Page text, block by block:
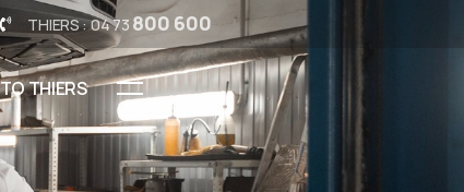
THIERS : 04 73 800 600
THIERS